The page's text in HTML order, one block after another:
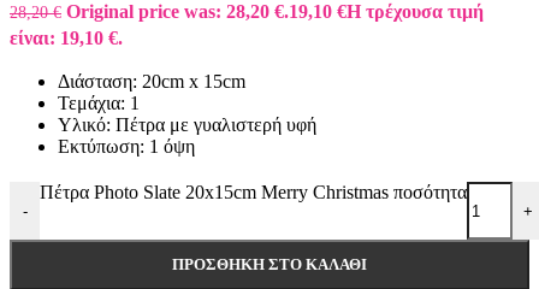
28,20€ Original price was: 28,20 €.19,10 €Η τρέχουσα τιμή
είναι: 19,10 €.
Διάσταση: 20cm x 15cm
Τεμάχια: 1
Υλικό: Πέτρα με γυαλιστερή υφή
Εκτύπωση: 1 όψη
-
Πέτρα Photo Slate 20x15cm Merry Christmas ποσότητα
+
ΠΡΟΣΘΉΚΗ ΣΤΟ ΚΑΛΆΘΙ